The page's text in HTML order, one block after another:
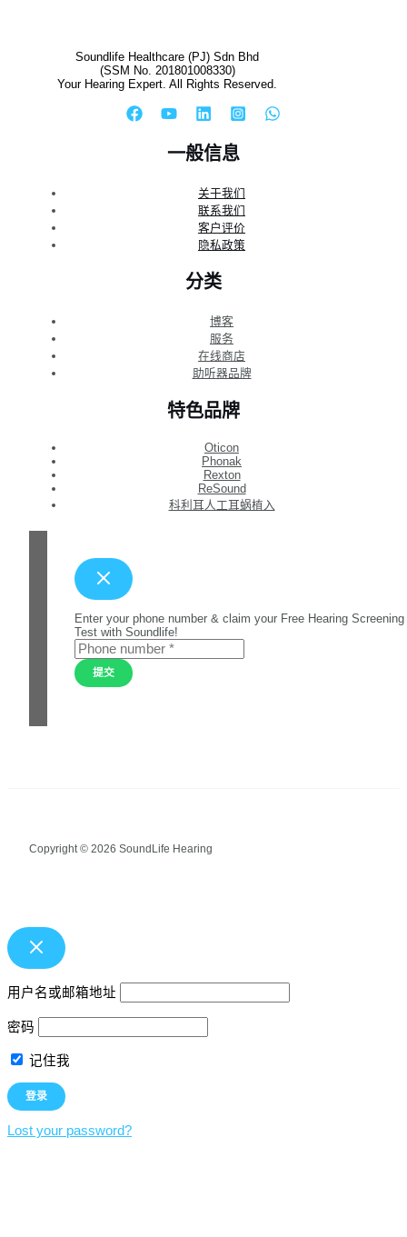
Soundlife Healthcare (PJ) Sdn Bhd
(SSM No. 201801008330)
Your Hearing Expert. All Rights Reserved.
一般信息
关于我们
联系我们
客户评价
隐私政策
分类
博客
服务
在线商店
助听器品牌
特色品牌
Oticon
Phonak
Rexton
ReSound
科利耳人工耳蜗植入
Enter your phone number & claim your Free Hearing Screening
Test with Soundlife!
提交
Copyright © 2026 SoundLife Hearing
用户名或邮箱地址
密码
记住我
Lost your password?